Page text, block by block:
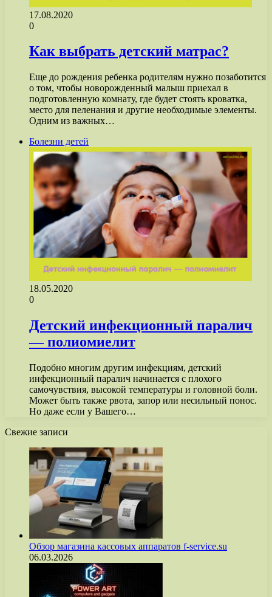
17.08.2020
0
Как выбрать детский матрас?
Еще до рождения ребенка родителям нужно позаботится
о том, чтобы новорожденный малыш приехал в
подготовленную комнату, где будет стоять кроватка,
место для пеленания и другие необходимые элементы.
Одним из важных…
Болезни детей
18.05.2020
0
Детский инфекционный паралич
— полиомиелит
Подобно многим другим инфекциям, детский
инфекционный паралич начинается с плохого
самочувствия, высокой температуры и головной боли.
Может быть также рвота, запор или несильный понос.
Но даже если у Вашего…
Свежие записи
Обзор магазина кассовых аппаратов f-service.su
06.03.2026